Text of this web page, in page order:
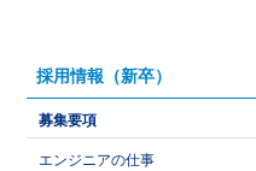
採用情報（新卒）
募集要項
エンジニアの仕事